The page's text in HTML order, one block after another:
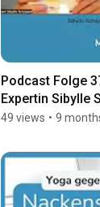
Podcast Folge
Expertin Sibylle
49 views • 9